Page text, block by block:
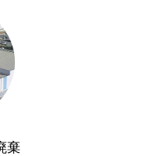
棄